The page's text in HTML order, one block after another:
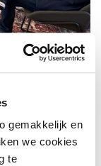
gemakkelijk en
we cookies
te
visie is de
wordt gezien
De